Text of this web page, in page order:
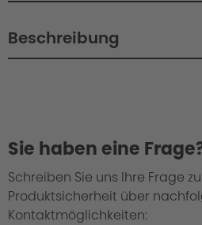
Beschreibung
Sie haben eine
Schreiben Sie uns Ihre Frage
Produktsicherheit über
Kontaktmöglichkeiten: